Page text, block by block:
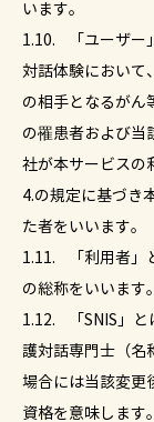
います。
1.10. 「ユーザー
対話体験において
の相手となるがん
の罹患者および当
社が本サービスの
4.の規定に基づき
た者をいいます。
1.11. 「利用者」
の総称をいいます。
1.12. 「SNIS」と
護対話専門士（名
場合には当該変更
資格を意味します。